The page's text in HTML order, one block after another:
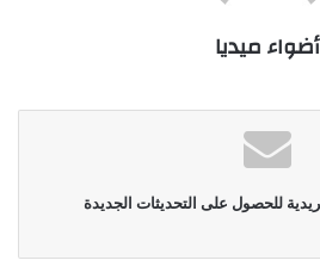
أضواء ميديا
للحصول على التحديثات الجديدة